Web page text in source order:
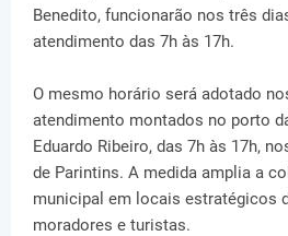
Benedito, funcionarão nos três
atendimento das 7h às 17h.
O mesmo horário será adotado
atendimento montados no porto
Eduardo Ribeiro, das 7h às 17h,
de Parintins. A medida amplia a
municipal em locais estratégicos
moradores e turistas.